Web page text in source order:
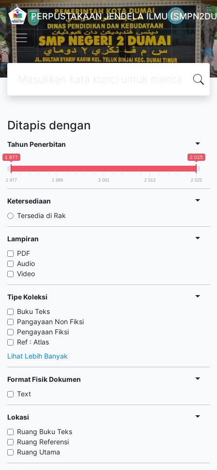
PERPUSTAKAAN JENDELA ILMU
Ditapis dengan
Tahun Penerbitan
1 977 2 025
1 977 1 989 2 001 2 013 2 025
Ketersediaan
Tersedia di Rak
Lampiran
PDF
Audio
Video
Tipe Koleksi
Buku Teks
Pangayaan Non Fiksi
Pengayaan Fiksi
Ref : Atlas
Lihat Lebih Banyak
Format Fisik Dokumen
Text
Lokasi
Ruang Buku Teks
Ruang Referensi
Ruang Utama